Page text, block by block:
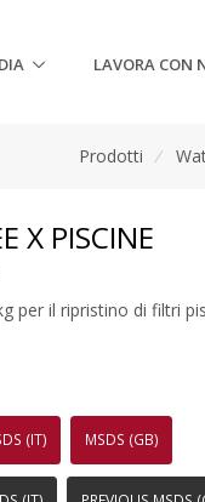
LAVORA CON
Prodotti /
X PISCINE
per il ripristino di filtri
(IT) MSDS (GB)